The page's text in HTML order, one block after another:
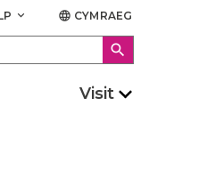
keyboard_arrow_down language CYMRAEG
search
Visit